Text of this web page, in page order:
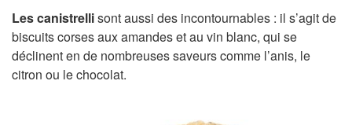
Les canistrellisont aussi des incontournables : il s’agit de
biscuits corses aux amandes et au vin blanc, qui se
déclinent en de nombreuses saveurs comme l’anis, le
citron ou le chocolat.